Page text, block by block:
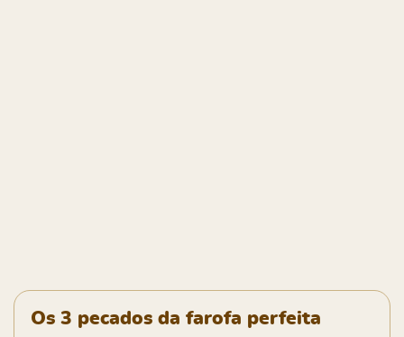
Os 3 pecados da farofa perfeita